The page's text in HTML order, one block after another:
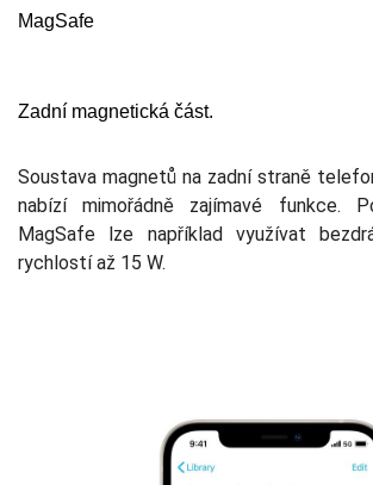
MagSafe
Zadní magnetická část.
Soustava magnetů na zadní straně
nabízí mimořádně zajímavé funkce.
MagSafe lze například využívat
rychlostí až 15 W.